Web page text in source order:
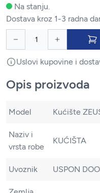
Na stanju.
Dostava kroz 1-3 radna
Uslovi kupovine i
Opis proizvoda
Model Kućište
Naziv i
vrsta robe
KUĆIŠTA
Uvoznik USPON DOO